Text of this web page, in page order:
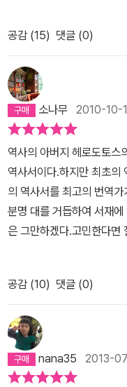
팽창｀으로 화제가 전환
지, 페르시아와 당사국의 전쟁
민족의 풍습, 역사, 종교
당대에 알려져 있는 사항
다소 지루할 수도 있는 부
식을 자세히 알 수 있다는
이러한 이유로 헤로도토스
을 실감할 수 있다. 대표적으로, 여러 지역의 신(神)들의 비교를 통
해, 해당 문명권의 교류를
화의 신들이 다른 지역의
는데, 가령, ｀디오니소스
부분의 문화를 공유하며
페르시아 전쟁˝에 대한 부
수/당 두 제국과의 싸움을
사>에서 나오는 전쟁 묘사
인지, <삼국사기> 등 우리
사>는 기본적으로 아테나
｀ 페르시아를 물리쳤는가
났다.이게 언제쯤인고 하
우스 1세가 보낸 페르시아
스 연합군에게 참패한 후,
략 준비를 하던 도중 사망
의 황제로 등극한 그 때쯤
지방은 그리스인들이 식민
리는데,당시에는 페르시아
도토스가 열심히 자라는
만에 다시 그리스 본토를
시온전투에서 선전하고아
태우며 승리를 확신하지만
세르크세스는마르도니우
력과 함께 퇴각한다.BC
은 또다시 아테네를 점령하
로 퇴각한다.이런 어수선
복하기 위해 함대를 보낸
전투에서도 그리스군이 승
의 승자가 정해진다.이렇게
공감 (15) 댓글 (0)
소나무 2010-10-
역사의 아버지 헤로도토스
역사서이다.하지만 최초의
의 역사서를 최고의 번역
분명 대를 거듭하여 서재
은 그만하겠다.고민한다면
공감 (10) 댓글 (0)
nana35 2013-